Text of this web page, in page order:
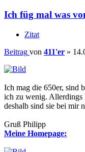
Ich füg mal was
Zitat
Beitrag von 411'er »
Ich mag die 650er, sind
ich zu wenig. Allerdings
deshalb sind sie bei mir
Gruß Philipp
Meine Homepage: